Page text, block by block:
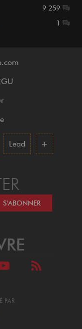
9 259
1
Lead +
PAR